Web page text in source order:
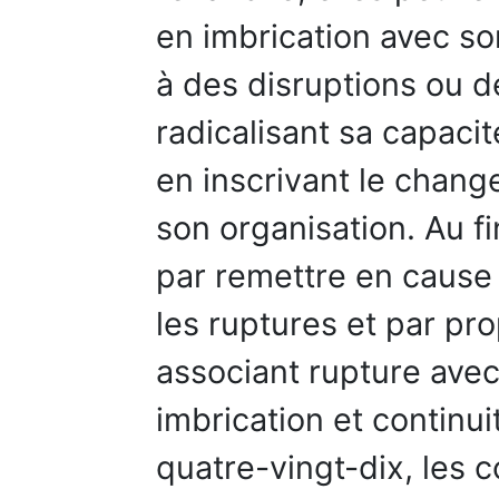
en imbrication avec
à des disruptions ou
radicalisant sa
en inscrivant le
son organisation. Au
par remettre en
les ruptures et par
associant rupture
imbrication et
quatre-vingt-dix, les